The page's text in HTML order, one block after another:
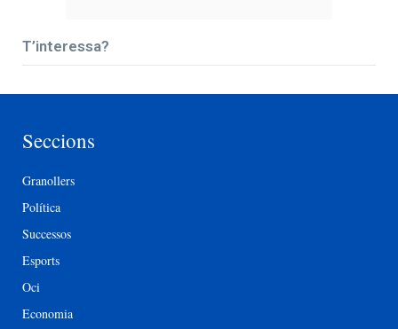
T’interessa?
Seccions
Granollers
Política
Successos
Esports
Oci
Economia